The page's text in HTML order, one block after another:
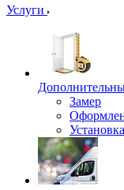
Услуги
Замер